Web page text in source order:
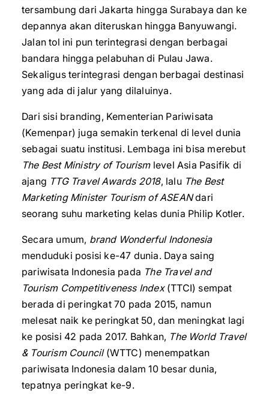
tersambung dari Jakarta hingga Surabaya dan ke
depannya akan diteruskan hingga Banyuwangi.
Jalan tol ini pun terintegrasi dengan berbagai
bandara hingga pelabuhan di Pulau Jawa.
Sekaligus terintegrasi dengan berbagai destinasi
yang ada di jalur yang dilaluinya.
Dari sisi branding, Kementerian Pariwisata
(Kemenpar) juga semakin terkenal di level dunia
sebagai suatu institusi. Lembaga ini bisa merebut
The Best Ministry of Tourismlevel Asia Pasifik di
ajang TTG Travel Awards 2018, lalu The Best
Marketing Minister Tourism of ASEANdari
seorang suhu marketing kelas dunia Philip Kotler.
Secara umum, brand Wonderful Indonesia
menduduki posisi ke-47 dunia. Daya saing
pariwisata Indonesia pada The Travel and
Tourism Competitiveness Index(TTCI) sempat
berada di peringkat 70 pada 2015, namun
melesat naik ke peringkat 50, dan meningkat lagi
ke posisi 42 pada 2017. Bahkan, The World Travel
& Tourism Council(WTTC) menempatkan
pariwisata Indonesia dalam 10 besar dunia,
tepatnya peringkat ke-9.